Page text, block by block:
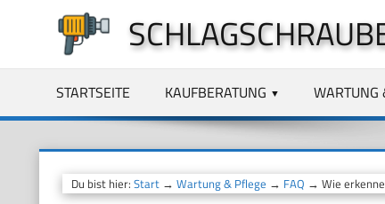
springen
STARTSEITE KAUFBERATUNG WARTUNG
Du bist hier: Start→ Wartung & Pflege → FAQ → Wie